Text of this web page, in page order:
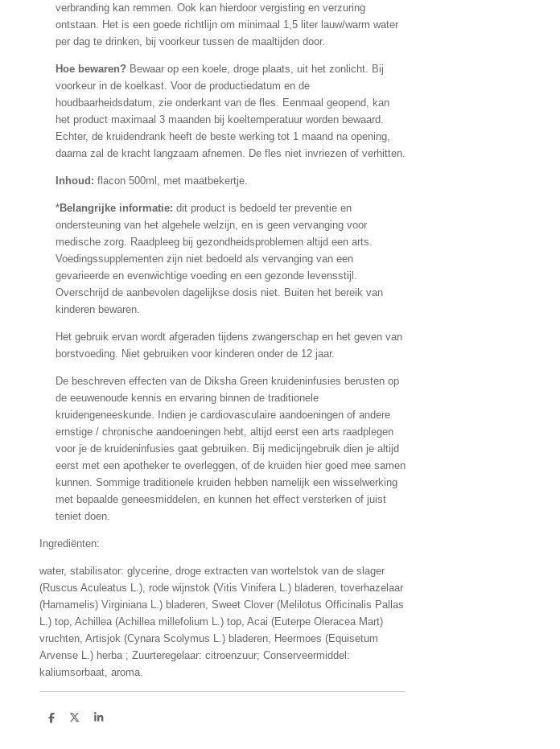
verbranding kan remmen. Ook kan hierdoor vergisting en verzuring
ontstaan. Het is een goede richtlijn om minimaal 1,5 liter lauw/warm water
per dag te drinken, bij voorkeur tussen de maaltijden door.
Hoe bewaren? Bewaar op een koele, droge plaats, uit het zonlicht. Bij
voorkeur in de koelkast. Voor de productiedatum en de
houdbaarheidsdatum, zie onderkant van de fles. Eenmaal geopend, kan
het product maximaal 3 maanden bij koeltemperatuur worden bewaard.
Echter, de kruidendrank heeft de beste werking tot 1 maand na opening,
daarna zal de kracht langzaam afnemen. De fles niet invriezen of verhitten.
Inhoud: flacon 500ml, met maatbekertje.
*Belangrijke informatie: dit product is bedoeld ter preventie en
ondersteuning van het algehele welzijn, en is geen vervanging voor
medische zorg. Raadpleeg bij gezondheidsproblemen altijd een arts.
Voedingssupplementen zijn niet bedoeld als vervanging van een
gevarieerde en evenwichtige voeding en een gezonde levensstijl.
Overschrijd de aanbevolen dagelijkse dosis niet. Buiten het bereik van
kinderen bewaren.
Het gebruik ervan wordt afgeraden tijdens zwangerschap en het geven van
borstvoeding. Niet gebruiken voor kinderen onder de 12 jaar.
De beschreven effecten van de Diksha Green kruideninfusies berusten op
de eeuwenoude kennis en ervaring binnen de traditionele
kruidengeneeskunde. Indien je cardiovasculaire aandoeningen of andere
ernstige / chronische aandoeningen hebt, altijd eerst een arts raadplegen
voor je de kruideninfusies gaat gebruiken. Bij medicijngebruik dien je altijd
eerst met een apotheker te overleggen, of de kruiden hier goed mee samen
kunnen. Sommige traditionele kruiden hebben namelijk een wisselwerking
met bepaalde geneesmiddelen, en kunnen het effect versterken of juist
teniet doen.
Ingrediënten:
water, stabilisator: glycerine, droge extracten van wortelstok van de slager
(Ruscus Aculeatus L.), rode wijnstok (Vitis Vinifera L.) bladeren, toverhazelaar
(Hamamelis) Virginiana L.) bladeren, Sweet Clover (Melilotus Officinalis Pallas
L.) top, Achillea (Achillea millefolium L.) top, Acai (Euterpe Oleracea Mart)
vruchten, Artisjok (Cynara Scolymus L.) bladeren, Heermoes (Equisetum
Arvense L.) herba ; Zuurteregelaar: citroenzuur; Conserveermiddel:
kaliumsorbaat, aroma.
D
D
S